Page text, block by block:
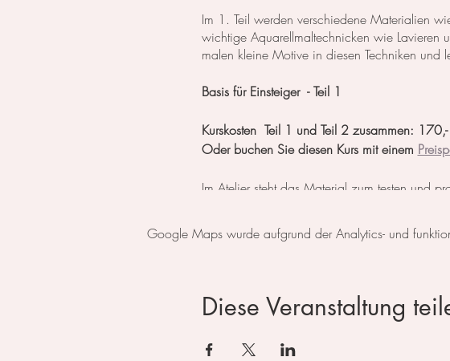
Im 1. Teil werden verschiedene Materialien
wichtige Aquarellmaltechnicken wie Lavieren
malen kleine Motive in diesen Techniken und
Basis für Einsteiger - Teil 1
Kurskosten Teil 1 und Teil 2 zusammen:
Oder buchen Sie diesen Kurs mit einem
Im Atelier steht das Material zum testen und
Zahlbar entweder mit Twint, PayPal,
oder per eMail (kontakt@irina-balandina.com )
Google Maps wurde aufgrund der Analytics- und
Diese Veranstaltung